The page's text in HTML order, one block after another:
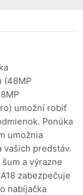
(48MP
umožní robiť
Ponúka
umožnia
predstáv.
a výrazne
zabezpečuje
nabíjačka